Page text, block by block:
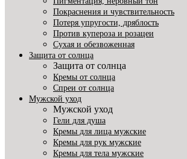
Покраснения и чувствительность
Потеря упругости, дряблость
Против купероза и розацеи
Сухая и обезвоженная
Защита от солнца
Защита от солнца
Кремы от солнца
Спреи от солнца
Мужской уход
Мужской уход
Гели для душа
Кремы для лица мужские
Кремы для рук мужские
Кремы для тела мужские